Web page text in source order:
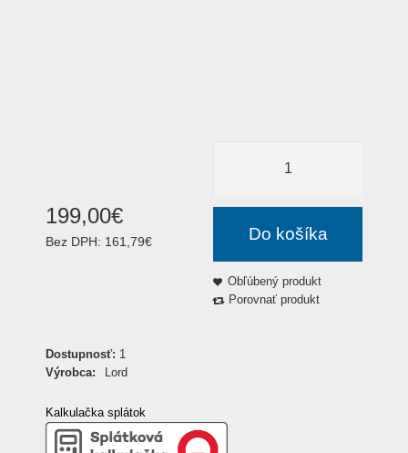
199,00€
Bez DPH: 161,79€ Do košíka
Obľúbený produkt
Porovnať produkt
Dostupnosť: 1
Výrobca:
Lord
Kalkulačka splátok